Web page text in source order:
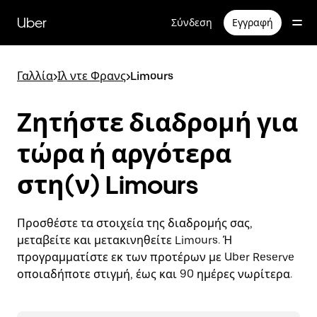
κύριο
περιεχόμενο
Uber Σύνδεση Εγγραφή
Γαλλία>Ιλ ντε Φρανς>Limours
Ζητήστε διαδρομή για
τώρα ή αργότερα
στη(ν) Limours
Προσθέστε τα στοιχεία της διαδρομής σας,
μεταβείτε και μετακινηθείτε Limours. Ή
προγραμματίστε εκ των προτέρων με Uber Reserve
οποιαδήποτε στιγμή, έως και 90 ημέρες νωρίτερα.